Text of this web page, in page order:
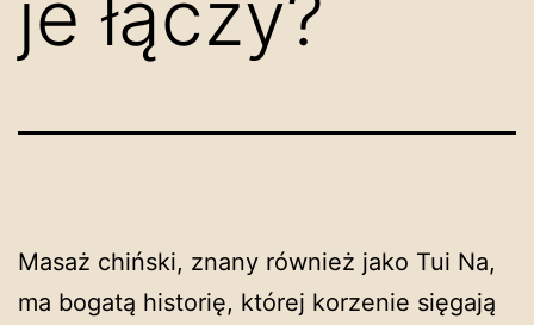
Masaż chiński, znany również jako Tui Na,
ma bogatą historię, której korzenie sięgają